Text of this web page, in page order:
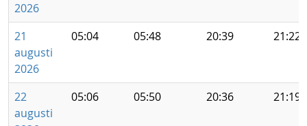
2026
21
augusti
2026
05:04 05:48 20:39 21:22
22
augusti
05:06 05:50 20:36 21:19